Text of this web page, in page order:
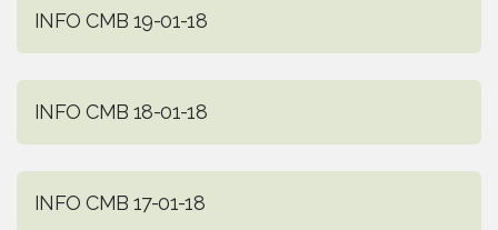
INFO CMB 19-01-18
INFO CMB 18-01-18
INFO CMB 17-01-18